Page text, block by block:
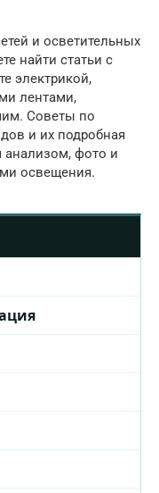
и осветительных
найти статьи с
электрикой,
лентами,
Советы по
и их подробная
анализом, фото и
освещения.